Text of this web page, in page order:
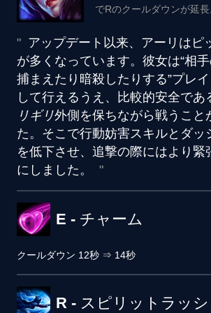
でRのクールダウンが延長
アップデート以来、アーリはピ
が多くなっています。彼女は“相
捕まえたり暗殺したりする”プレ
して行えるうえ、比較的安全であ
リギリ外側を保ちながら戦うこと
た。そこで行動妨害スキルとダッ
を低下させ、追撃の際にはより緊
にしました。
E - チャーム
クールダウン 12秒 ⇒ 14秒
R - スピリットラッシ